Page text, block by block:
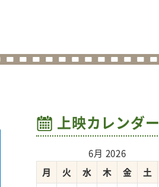
上映カレンダー
6月 2026
月
火 水 木 金 土